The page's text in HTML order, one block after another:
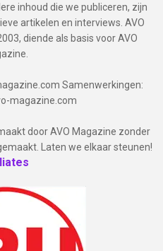
inhoud die we publiceren, zijn
artikelen en interviews. AVO
diende als basis voor AVO
Samenwerkingen:
magazine.com
door AVO Magazine zonder
Laten we elkaar steunen!